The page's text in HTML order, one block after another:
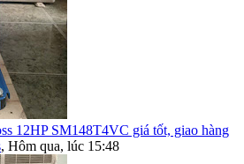
12HP SM148T4VC giá tốt, giao hàng
, Hôm qua, lúc 15:48